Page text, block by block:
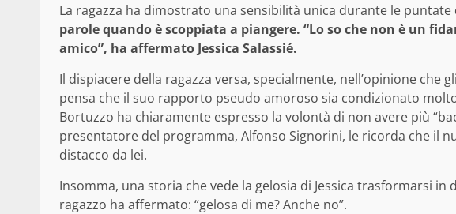
La ragazza ha dimostrato una sensibilità unica durante le puntate
parole quando è scoppiata a piangere. “Lo so che non è un
amico”, ha affermato Jessica Salassié.
Il dispiacere della ragazza versa, specialmente, nell’opinione che
pensa che il suo rapporto pseudo amoroso sia condizionato
Bortuzzo ha chiaramente espresso la volontà di non avere più
presentatore del programma, Alfonso Signorini, le ricorda che il
distacco da lei.
Insomma, una storia che vede la gelosia di Jessica trasformarsi
ragazzo ha affermato: “gelosa di me? Anche no”.